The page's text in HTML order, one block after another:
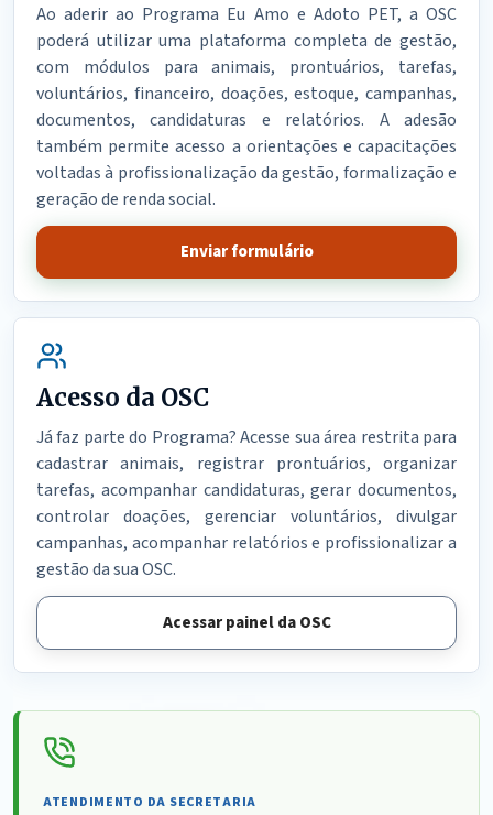
Ao aderir ao Programa Eu Amo e Adoto PET, a OSC
poderá utilizar uma plataforma completa de gestão,
com módulos para animais, prontuários, tarefas,
voluntários, financeiro, doações, estoque, campanhas,
documentos, candidaturas e relatórios. A adesão
também permite acesso a orientações e capacitações
voltadas à profissionalização da gestão, formalização e
geração de renda social.
Enviar formulário
Acesso da OSC
Já faz parte do Programa? Acesse sua área restrita para
cadastrar animais, registrar prontuários, organizar
tarefas, acompanhar candidaturas, gerar documentos,
controlar doações, gerenciar voluntários, divulgar
campanhas, acompanhar relatórios e profissionalizar a
gestão da sua OSC.
Acessar painel da OSC
ATENDIMENTO DA SECRETARIA